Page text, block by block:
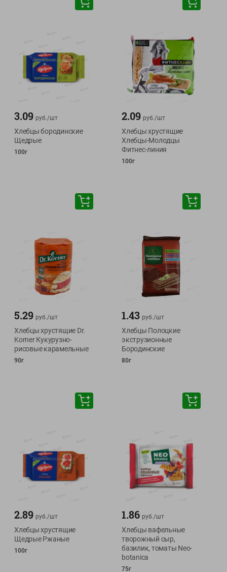
3.09 руб./шт
Хлебцы бородинские
Щедрые
100г
2.09 руб./шт
Хлебцы хрустящие
Хлебцы-Молодцы
Фитнес-линия
100г
5.29 руб./шт
Хлебцы хрустящие Dr.
Korner Кукурузно-
рисовые карамельные
90г
1.43 руб./шт
Хлебцы Полоцкие
экструзионные
Бородинские
80г
2.89 руб./шт
Хлебцы хрустящие
Щедрые Ржаные
100г
1.86 руб./шт
Хлебцы вафельные
творожный сыр,
базилик, томаты Neo-
botanica
75г